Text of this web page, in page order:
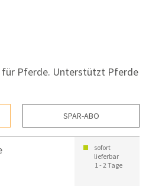
Pferde. Unterstützt Pferde
SPAR-ABO
sofort
lieferbar
1 - 2 Tage